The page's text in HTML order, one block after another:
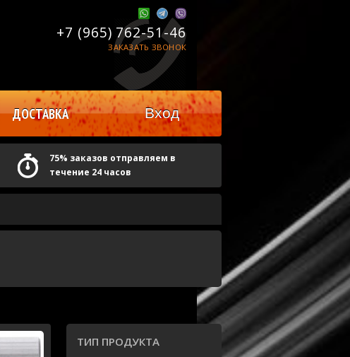
ТИП ПРОДУКТА
+7 (965) 762-51-46
ЗАКАЗАТЬ ЗВОНОК
ДОСТАВКА Вход
75% заказов отправляем в
течение 24 часов